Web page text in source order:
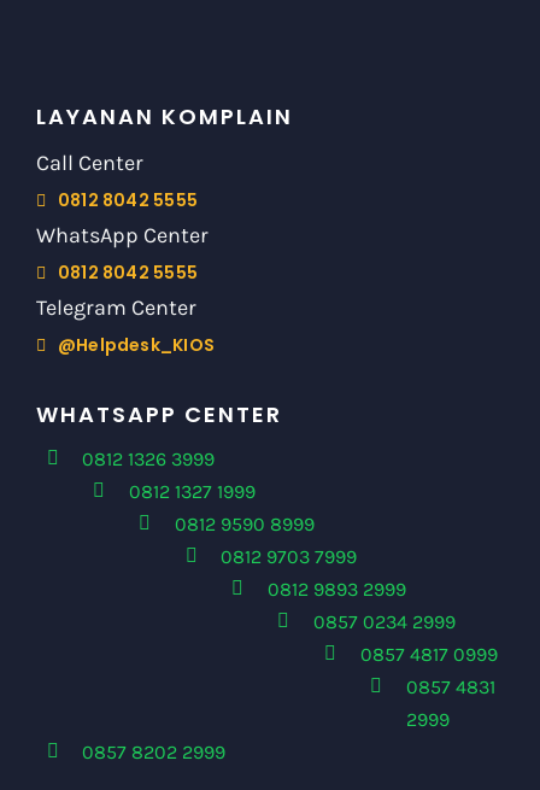
LAYANAN KOMPLAIN
Call Center
0812 8042 5555
WhatsApp Center
0812 8042 5555
Telegram Center
@Helpdesk_KIOS
WHATSAPP CENTER
0812 1326 3999
0812 1327 1999
0812 9590 8999
0812 9703 7999
0812 9893 2999
0857 0234 2999
0857 4817 0999
0857 4831
2999
0857 8202 2999